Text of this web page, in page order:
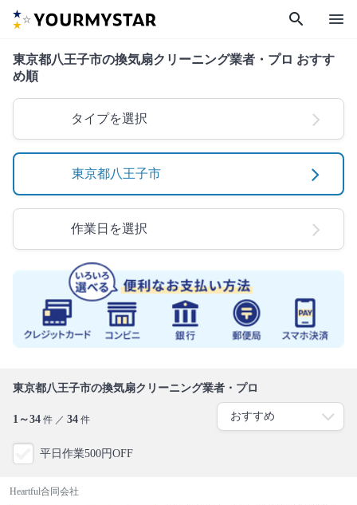
search menu
東京都八王子市の換気扇クリーニング業者・プロ おすす
め順
タイプを選択
東京都八王子市
作業日を選択
東京都八王子市の換気扇クリーニング業者・プロ
1～34 件 ／ 34 件
平日作業500円OFF
Heartful合同会社